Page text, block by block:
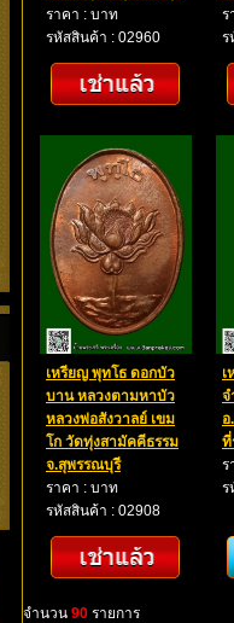
ราคา : บาท
รหัสสินค้า : 02960
ร
ร
เหรียญ พุทโธ ดอกบัว
บาน หลวงตามหาบัว
หลวงพ่อสังวาลย์ เขม
โก วัดทุ่งสามัคคีธรรม
จ.สุพรรณบุรี
ราคา : บาท
รหัสสินค้า : 02908
เ
จ
ที่
ร
ร
จำนวน 90 รายการ